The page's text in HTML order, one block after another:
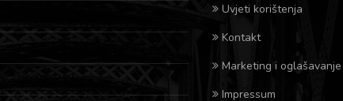
Uvjeti korištenja
Kontakt
Marketing i oglašavanje
Impressum